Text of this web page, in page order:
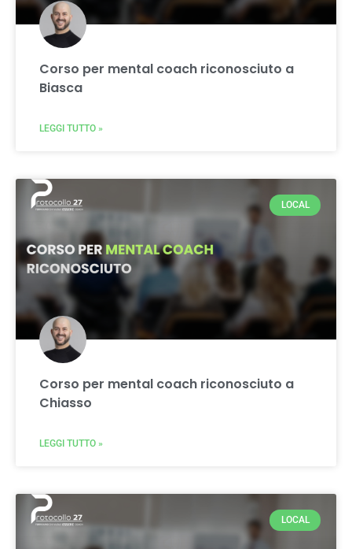
Corso per mental coach riconosciuto a
Biasca
LEGGI TUTTO »
LOCAL
Corso per mental coach riconosciuto a
Chiasso
LEGGI TUTTO »
LOCAL